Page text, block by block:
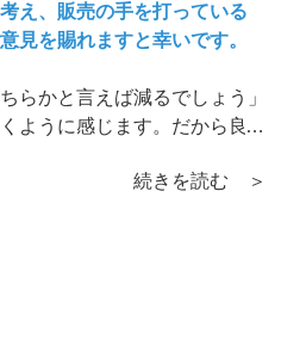
え、販売の手を打っている
見を賜れますと幸いです。
らかと言えば減るでしょう」
ように感じます。だから良い
たり、おっしゃられるよう
とズラしていくことです。
続きを読む ＞